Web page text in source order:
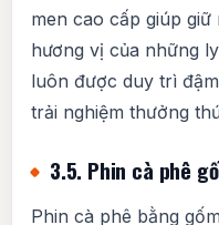
men cao cấp giúp
hương vị của những
luôn được duy trì
trải nghiệm thưởng
3.5. Phin cà phê
Phin cà phê bằng